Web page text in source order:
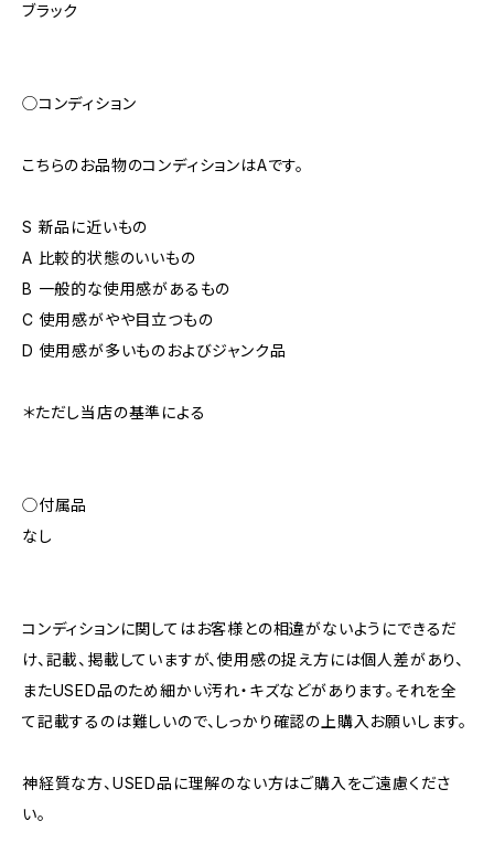
ブラック
◯コンディション
こちらのお品物のコンディションはAです。
S 新品に近いもの
A 比較的状態のいいもの
B 一般的な使用感があるもの
C 使用感がやや目立つもの
D 使用感が多いものおよびジャンク品
＊ただし当店の基準による
◯付属品
なし
コンディションに関してはお客様との相違がないようにできるだ
け、記載、掲載していますが、使用感の捉え方には個人差があり、
またUSED品のため細かい汚れ・キズなどがあります。それを全
て記載するのは難しいので、しっかり確認の上購入お願いします。
神経質な方、USED品に理解のない方はご購入をご遠慮くださ
い。